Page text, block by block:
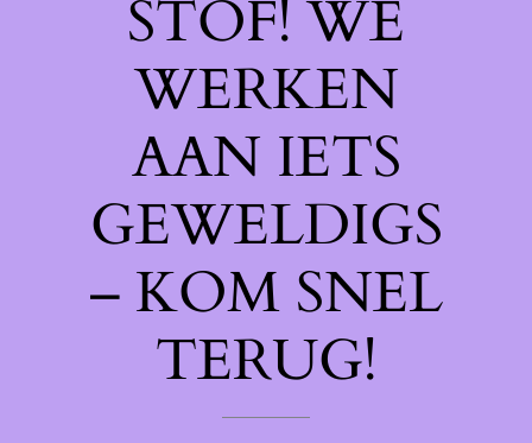
STOF! WE
WERKEN
AAN IETS
GEWELDIGS
– KOM SNEL
TERUG!